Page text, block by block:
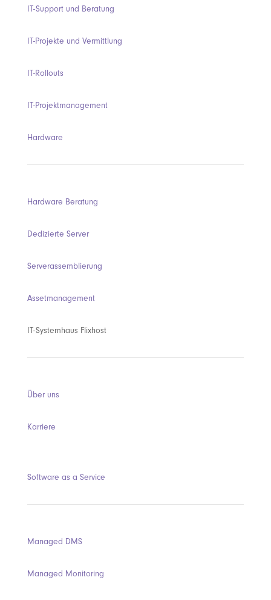
IT-Support und Beratung
IT-Projekte und Vermittlung
IT-Rollouts
IT-Projektmanagement
Hardware
Hardware Beratung
Dedizierte Server
Serverassemblierung
Assetmanagement
IT-Systemhaus Flixhost
Über uns
Karriere
Software as a Service
Managed DMS
Managed Monitoring